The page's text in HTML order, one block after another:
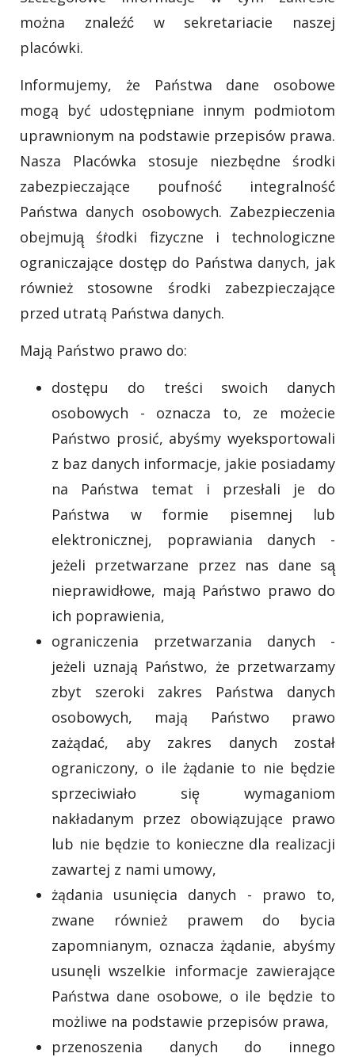
można znaleźć́ w sekretariacie naszej
placówki.
Informujemy, że Państwa dane osobowe
mogą być udostępniane innym podmiotom
uprawnionym na podstawie przepisów prawa.
Nasza Placówka stosuje niezbędne środki
zabezpieczające poufność́ integralność́
Państwa danych osobowych. Zabezpieczenia
obejmują̨ śṙodki fizyczne i technologiczne
ograniczające dostęp do Państwa danych, jak
również stosowne środki zabezpieczające
przed utratą Państwa danych.
Mają Państwo prawo do:
dostępu do treści swoich danych
osobowych - oznacza to, ze możecie
Państwo prosić, abyśmy wyeksportowali
z baz danych informacje, jakie posiadamy
na Państwa temat i przesłali je do
Państwa w formie pisemnej lub
elektronicznej, poprawiania danych -
jeżeli przetwarzane przez nas dane są̨
nieprawidłowe, mają Państwo prawo do
ich poprawienia,
ograniczenia przetwarzania danych -
jeżeli uznają Państwo, że przetwarzamy
zbyt szeroki zakres Państwa danych
osobowych, mają Państwo prawo
zażądać́, aby zakres danych został
ograniczony, o ile żądanie to nie będzie
sprzeciwiało się̨ wymaganiom
nakładanym przez obowiązujące prawo
lub nie będzie to konieczne dla realizacji
zawartej z nami umowy,
żądania usunięcia danych - prawo to,
zwane również prawem do bycia
zapomnianym, oznacza żądanie, abyśmy
usunęli wszelkie informacje zawierające
Państwa dane osobowe, o ile będzie to
możliwe na podstawie przepisów prawa,
przenoszenia danych do innego